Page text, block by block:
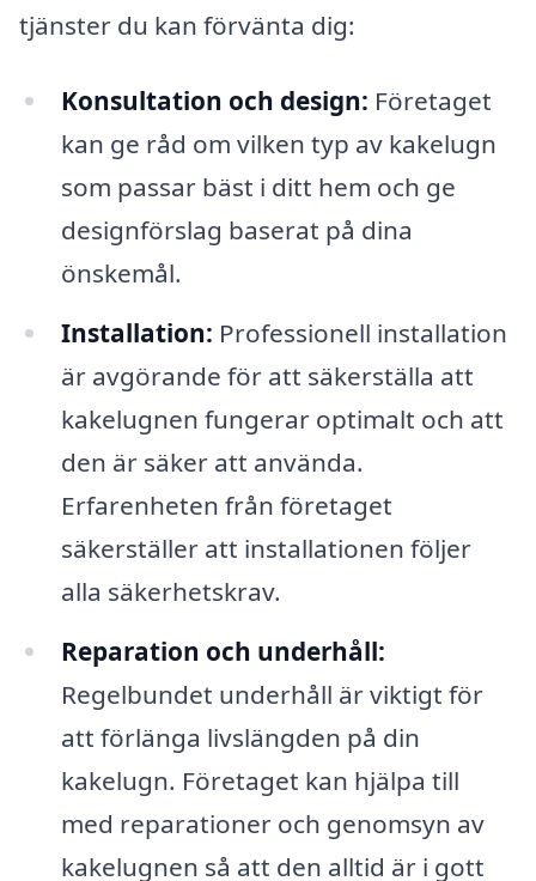
tjänster du kan förvänta dig:
Konsultation och design: Företaget
kan ge råd om vilken typ av kakelugn
som passar bäst i ditt hem och ge
designförslag baserat på dina
önskemål.
Installation: Professionell installation
är avgörande för att säkerställa att
kakelugnen fungerar optimalt och att
den är säker att använda.
Erfarenheten från företaget
säkerställer att installationen följer
alla säkerhetskrav.
Reparation och underhåll:
Regelbundet underhåll är viktigt för
att förlänga livslängden på din
kakelugn. Företaget kan hjälpa till
med reparationer och genomsyn av
kakelugnen så att den alltid är i gott